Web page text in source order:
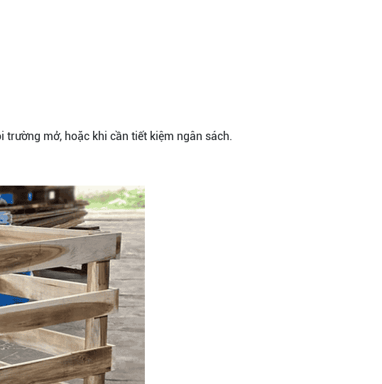
mở, hoặc khi cần tiết kiệm ngân sách.